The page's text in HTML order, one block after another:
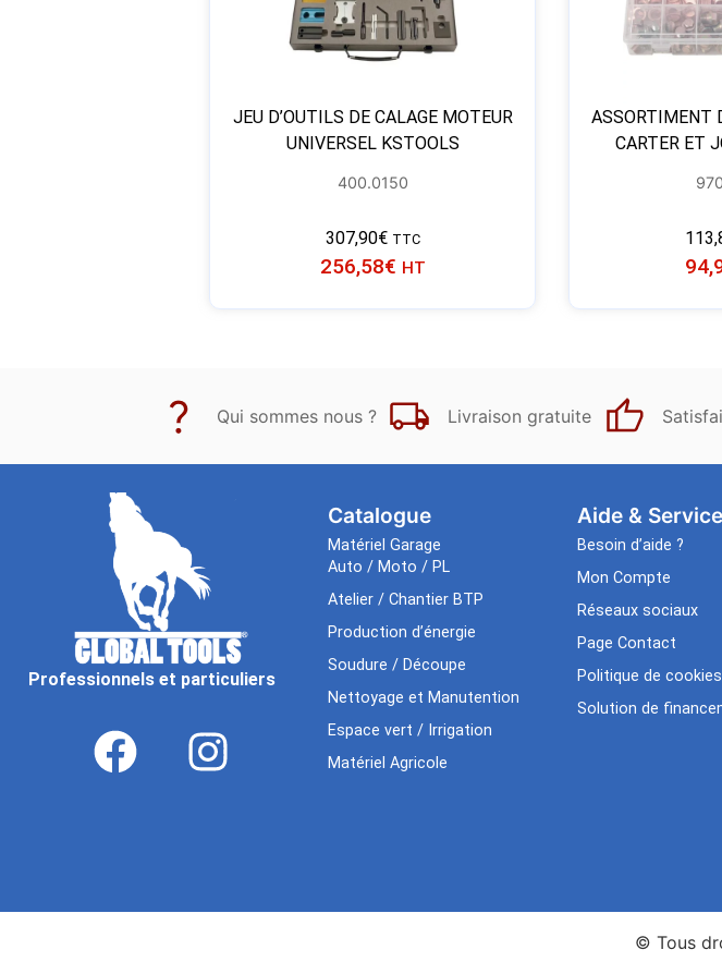
JEU D’OUTILS DE CALAGE MOTEUR
UNIVERSEL KSTOOLS
400.0150
307,90€ TTC
256,58€ HT
ASSORTIMENT
CARTER ET
Qui sommes nous ? Livraison gratuite
Professionnels et particuliers
Catalogue
Matériel Garage
Auto / Moto / PL
Atelier / Chantier BTP
Production d’énergie
Soudure / Découpe
Nettoyage et Manutention
Espace vert / Irrigation
Matériel Agricole
Aide &
Besoin d’aide ?
Mon Compte
Réseaux sociaux
Page Contact
Politique de cookies
Solution de
© Tous